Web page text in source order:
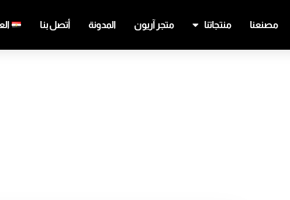
مصنعنا منتجاتنا متجر آريون المدونة أتصل بنا